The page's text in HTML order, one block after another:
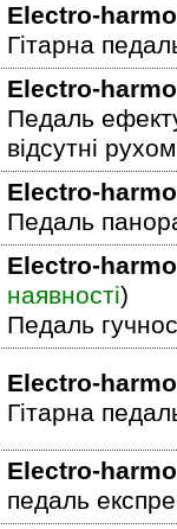
Electro-
Гітарна
Electro-
Педаль
відсутні
Electro-
Педаль
Electro-
наявності)
Педаль
Electro-
Гітарна
Electro-
педаль